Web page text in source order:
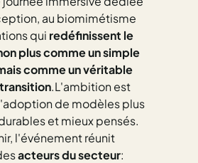
au biomimétisme
qui redéfinissent le
plus comme un simple
comme un véritable
.L'ambition est
de modèles plus
et mieux pensés.
l'événement réunit
acteurs du secteur: